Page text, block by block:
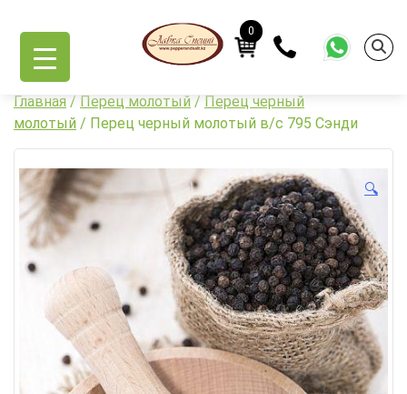
content
0
Главная / Перец молотый / Перец черный
молотый / Перец черный молотый в/с 795 Сэнди
🔍